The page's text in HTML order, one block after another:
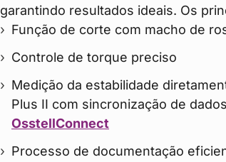
garantindo resultados ideais. Os
Função de corte com macho de
Controle de torque preciso
Medição da estabilidade
Plus II com sincronização de
OsstellConnect
Processo de documentação